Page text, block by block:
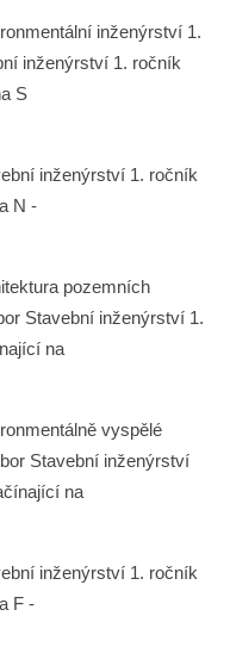
inženýrství 1.
inženýrství 1. ročník
S
inženýrství 1. ročník
N -
pozemních
Stavební inženýrství 1.
na
vyspělé
Stavební inženýrství
na
inženýrství 1. ročník
F -